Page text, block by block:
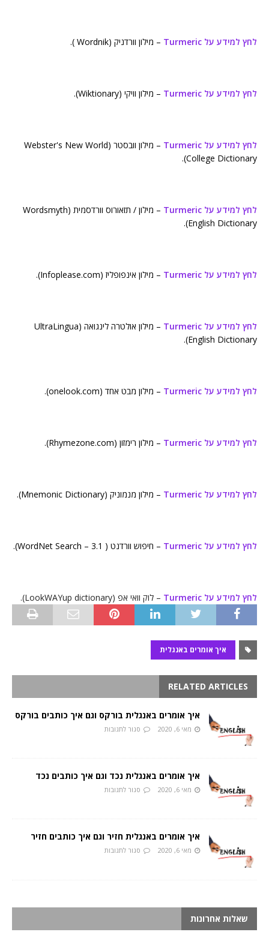
לחץ למידע על Turmeric – מילון וורדניק (Wordnik ).
לחץ למידע על Turmeric – מילון וויקי (Wiktionary).
לחץ למידע על Turmeric
– מילון וובסטר (Webster's New World
College Dictionary).
לחץ למידע על Turmeric
– מילון / תזאורוס וורדסמית (Wordsmyth
English Dictionary).
לחץ למידע על Turmeric – מילון אינפופליז (Infoplease.com).
לחץ למידע על Turmeric
– מילון אולטרה לינגואה (UltraLingua
English Dictionary).
לחץ למידע על Turmeric – מילון מבט אחד (onelook.com).
לחץ למידע על Turmeric – מילון רימזון (Rhymezone.com).
לחץ למידע על Turmeric – מילון מנמוניק (Mnemonic Dictionary).
לחץ למידע על Turmeric – חיפוש וורדנט ( WordNet Search – 3.1).
לחץ למידע על Turmeric – לוק וואי אפ (LookWAYup dictionary).
איך אומרים באנגלית
RELATED ARTICLES
איך אומרים באנגלית בורקס וגם איך כותבים בורקס
מאי 6, 2020 סגור לתגובות
איך אומרים באנגלית נכד וגם איך כותבים נכד
מאי 6, 2020 סגור לתגובות
איך אומרים באנגלית חזיר וגם איך כותבים חזיר
מאי 6, 2020 סגור לתגובות
שאלות אחרונות